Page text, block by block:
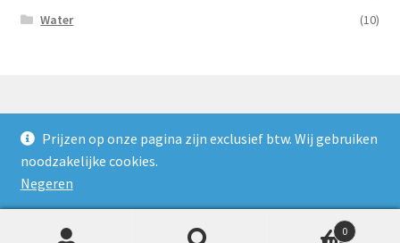
Prijzen op onze pagina zijn exclusief btw. Wij gebruiken
noodzakelijke cookies.
Negeren
Water
(10)
© Nooijens Verhuur 2026
Privacybeleid
Gebouwd met WooCommerce
0